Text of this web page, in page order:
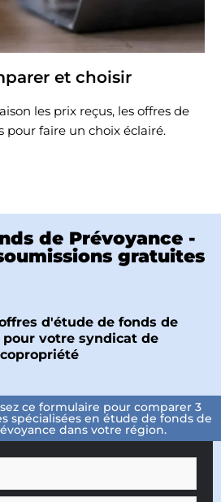
et choisir
les prix reçus, les offres de
pour faire un choix éclairé.
de Prévoyance -
gratuites
d'étude de fonds de
pour votre syndicat de
copropriété
ce formulaire pour comparer 3
spécialisées en étude de fonds de
dans votre région.